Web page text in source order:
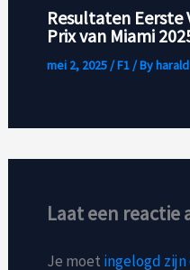
Resultaten Eerste
Prix van Miami
mei 2, 2025/F1/ Byharald
Laat een reactie
Je moet ingelogd zijn